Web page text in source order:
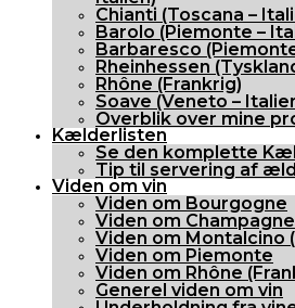
Chianti (Toscana –
Barolo (Piemonte –
Barbaresco
Rheinhessen
Rhône (Frankrig)
Soave (Veneto –
Overblik over mine
Kælderlisten
Se den komplette
Tip til servering af
Viden om vin
Viden om Bourgogne
Viden om Champagne
Viden om Montalcino
Viden om Piemonte
Viden om Rhône
Generel viden om vin